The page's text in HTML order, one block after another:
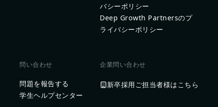
バシーポリシー
Deep Growth Partnersのプ
ライバシーポリシー
問い合わせ
問題を報告する
学生ヘルプセンター
企業問い合わせ
新卒採用ご担当者様はこちら